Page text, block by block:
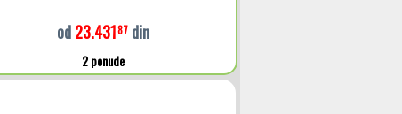
od23.43187 din
2 ponude